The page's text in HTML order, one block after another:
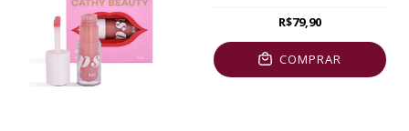
R$79,90
COMPRAR